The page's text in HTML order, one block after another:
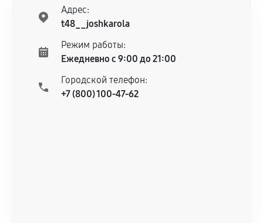
Адрес:
t48__joshkarola
Режим работы:
Ежедневно с 9:00 до 21:00
Городской телефон:
+7 (800) 100-47-62